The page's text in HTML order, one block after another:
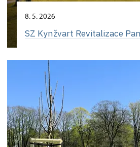
8. 5. 2026
SZ Kynžvart Revitalizace